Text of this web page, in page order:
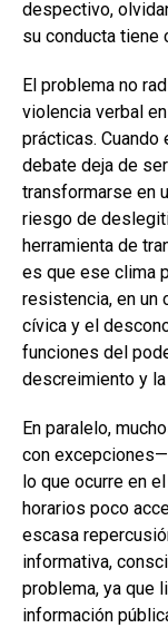
despectivo,
su conducta tiene
El problema no
violencia verbal
prácticas. Cuando
debate deja de
transformarse en
riesgo de
herramienta de
es que ese clima
resistencia, en un
cívica y el
funciones del
descreimiento y la
En paralelo,
con
lo que ocurre en
horarios poco
escasa
informativa,
problema, ya que
información